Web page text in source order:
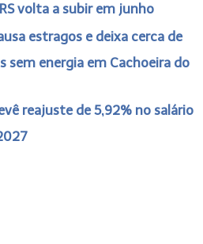
volta a subir em junho
estragos e deixa cerca de
sem energia em Cachoeira do
reajuste de 5,92% no salário